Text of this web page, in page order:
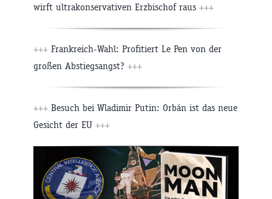
wirft ultrakonservativen Erzbischof raus +++
+++ Frankreich-Wahl: Profitiert Le Pen von der
großen Abstiegsangst? +++
+++ Besuch bei Wladimir Putin: Orbán ist das neue
Gesicht der EU +++